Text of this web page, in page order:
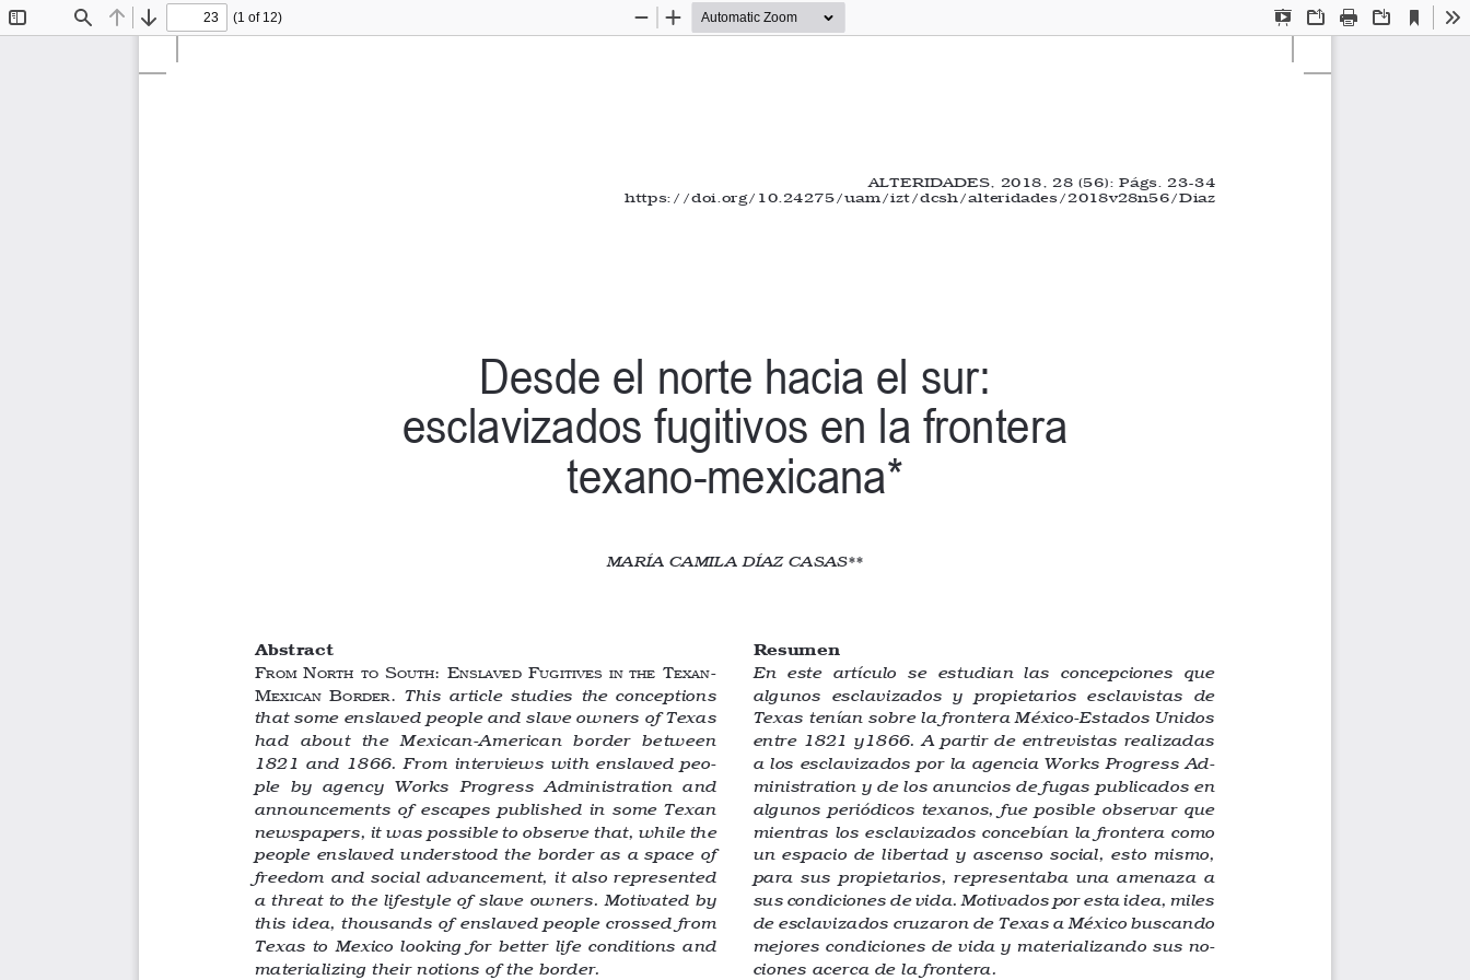
Find Previous
Next
(1 of 12)
Presentation
OpenPrint Download
Current
View
Zoom
Zoom
ALTERIDADES, 2018, 28 (56): Págs. 23-34
https://doi.org/10.24275/uam/izt/dcsh/alteridades/2018v28n56/Diaz
Desde el norte hacia el sur:
esclavizados fugitivos en la frontera
texano-mexicana*
MARÍA CAMILA DÍAZ CASAS**
Abstract
F rom North to South: eNSlaved FugitiveS iN the texaN-
m exicaN
  B
order. This  article  studies  the  conceptions
that some enslaved people and slave owners of Texas
had  about  the  Mexican-American  border  between
1821 and 1866. From interviews with enslaved peo-
ple  by  agency  Works  Progress  Administration  and
announcements of escapes published in some Texan
newspapers, it was possible to observe that, while the
people enslaved understood the border as a space of
freedom and social advancement, it also represented
a threat to the lifestyle of slave owners. Motivated by
this idea, thousands of enslaved people crossed from
Texas to Mexico looking for better life conditions and
materializing their notions of the border.
Resumen
En  este  artículo  se  estudian  las  concepciones  que
algunos  esclavizados  y  propietarios  esclavistas  de
Texas tenían sobre la frontera México-Estados Unidos
entre 1821 y1866. A partir de entrevistas realizadas
a los esclavizados por la agencia Works Progress Ad-
ministration y de los anuncios de fugas publicados en
algunos periódicos texanos, fue posible observar que
mientras los esclavizados concebían la frontera como
un espacio de libertad y ascenso social, esto mismo,
para  sus  propietarios,  representaba  una  amenaza  a
sus condiciones de vida. Motivados por esta idea, miles
de esclavizados cruzaron de Texas a México buscando
mejores condiciones de vida y materializando sus no-
ciones acerca de la frontera.